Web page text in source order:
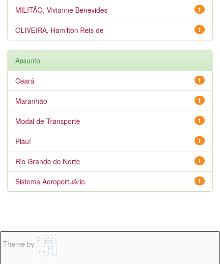
1
MILITÃO, Vivianne Benevides
1
OLIVEIRA, Hamilton Reis de
Assunto
1
Ceará
1
Maranhão
1
Modal de Transporte
1
Piauí
1
Rio Grande do Norte
1
Sistema Aeroportuário
Theme by